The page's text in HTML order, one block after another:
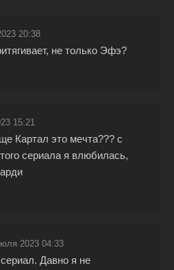
20:38
не только Эфэ?
15:21
Картал это мечта??? с
сериала я влюбилась,
2023 04:33
Давно я не